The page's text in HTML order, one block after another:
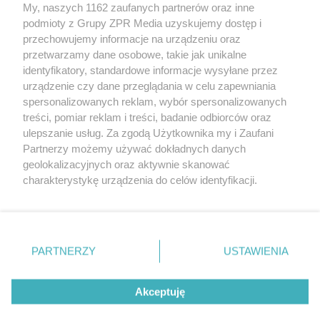
Żaden utwór zamieszczony w serwisie nie może być powielany i
rozpowszechniany lub dalej rozpowszechniany w jakikolwiek sposób (w
tym także elektroniczny lub mechaniczny) na jakimkolwiek polu
eksploatacji w jakiejkolwiek formie, włącznie z umieszczaniem w
Internecie bez pisemnej zgody właściciela praw. Jakiekolwiek użycie lub
wykorzystanie utworów w całości lub w części z naruszeniem prawa,
tzn. bez właściwej zgody, jest zabronione pod groźbą kary i może być
ścigane prawnie.
© 2026 Grupa ZPR Media
My, naszych 1162 zaufanych partnerów oraz inne
podmioty z Grupy ZPR Media uzyskujemy dostęp i
przechowujemy informacje na urządzeniu oraz
przetwarzamy dane osobowe, takie jak unikalne
identyfikatory, standardowe informacje wysyłane przez
urządzenie czy dane przeglądania w celu zapewniania
spersonalizowanych reklam, wybór spersonalizowanych
treści, pomiar reklam i treści, badanie odbiorców oraz
ulepszanie usług. Za zgodą Użytkownika my i Zaufani
Partnerzy możemy używać dokładnych danych
geolokalizacyjnych oraz aktywnie skanować
charakterystykę urządzenia do celów identyfikacji.
zmienić/wycofać klikając przycisk ustawień prywatności
znajdujący się w lewym dolnym rogu strony
rodzaje przetwarzania danych nie wymagają zgody
użytkownika, ale masz prawo sprzeciwić się takiemu
przetwarzaniu. Preferencje będą miały zastosowanie tylko
PARTNERZY USTAWIENIA
Akceptuję